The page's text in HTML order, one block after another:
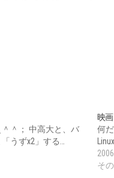
＾； 中高大と、バ
うずx2」する…
映画
何
そ